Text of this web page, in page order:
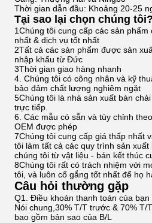
Thời gian dẫn đầu: Khoảng 20-25
Tại sao lại chọn chúng tôi?
1Chúng tôi cung cấp các sản
nhất & dịch vụ tốt nhất
2Tất cả các sản phẩm được sản
nhập khẩu từ Đức
3Thời gian giao hàng nhanh
4. Chúng tôi có công nhân và kỹ
bảo đảm chất lượng nghiêm ngặt
5Chúng tôi là nhà sản xuất bàn
trực tiếp.
6. Các mẫu có sẵn và tùy chỉnh
OEM được phép
7Chúng tôi cung cấp giá thấp nhất
tôi làm tất cả các quy trình sản
chúng tôi từ vật liệu - bán kết thúc
8Chúng tôi rất có trách nhiệm với
tôi, và luôn cố gắng tốt nhất để họ
Câu hỏi thường gặp
Q1. Điều khoản thanh toán của bạn
Nói chung,30% T/T trước & 70% T/
bao gồm bản sao của B/L